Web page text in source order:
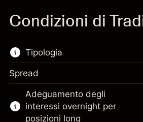
Condizioni di
Tipologia
Questo mercato finanziario è
trading di CFD.
Scopri di più su:
Spread
Adeguamento degli
interessi overnight per
posizioni long